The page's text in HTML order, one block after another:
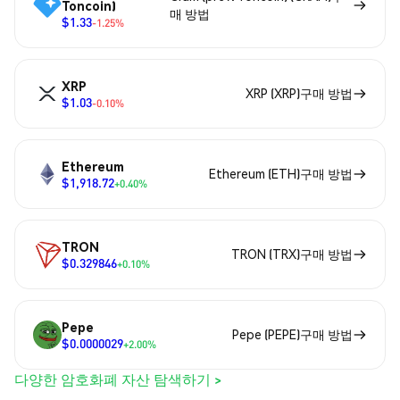
Toncoin)
$1.33-1.25%
매 방법
XRP
$1.03-0.10%
XRP (XRP)구매 방법
Ethereum
$1,918.72+0.40%
Ethereum (ETH)구매 방법
TRON
$0.329846+0.10%
TRON (TRX)구매 방법
Pepe
$0.0000029+2.00%
Pepe (PEPE)구매 방법
다양한 암호화폐 자산 탐색하기 >